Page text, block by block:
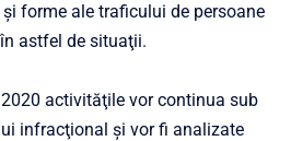
forme ale traficului de persoane
astfel de situaţii.
activităţile vor continua sub
infracţional şi vor fi analizate